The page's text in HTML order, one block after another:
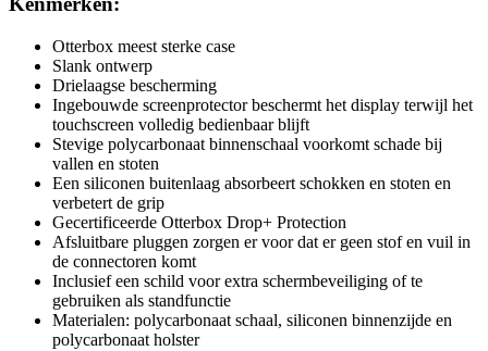
Otterbox meest sterke case
Slank ontwerp
Drielaagse bescherming
Ingebouwde screenprotector beschermt het display terwijl het
touchscreen volledig bedienbaar blijft
Stevige polycarbonaat binnenschaal voorkomt schade bij
vallen en stoten
Een siliconen buitenlaag absorbeert schokken en stoten en
verbetert de grip
Gecertificeerde Otterbox Drop+ Protection
Afsluitbare pluggen zorgen er voor dat er geen stof en vuil in
de connectoren komt
Inclusief een schild voor extra schermbeveiliging of te
gebruiken als standfunctie
Materialen: polycarbonaat schaal, siliconen binnenzijde en
polycarbonaat holster